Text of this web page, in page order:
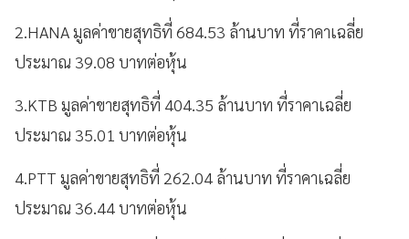
2.HANA มูลค่าขายสุทธิที่ 684.53 ล้านบาท ที่ราคาเฉลี่ย
ประมาณ 39.08 บาทต่อหุ้น
3.KTB มูลค่าขายสุทธิที่ 404.35 ล้านบาท ที่ราคาเฉลี่ย
ประมาณ 35.01 บาทต่อหุ้น
4.PTT มูลค่าขายสุทธิที่ 262.04 ล้านบาท ที่ราคาเฉลี่ย
ประมาณ 36.44 บาทต่อหุ้น